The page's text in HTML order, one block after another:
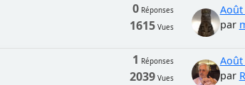
0Réponses
1615Vues
Août
par
1 Réponses
2039Vues
Août
par